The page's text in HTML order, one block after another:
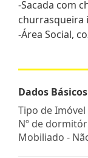
-Sacada com
churrasqueira
-Área Social,
Dados Básicos
Tipo de
Nº de
Mobiliado -